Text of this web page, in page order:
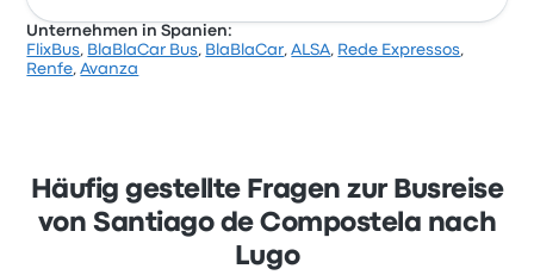
Unternehmen in Spanien:
FlixBus, BlaBlaCar Bus, BlaBlaCar,ALSA, Rede Expressos,
Renfe,Avanza
Häufig gestellte Fragen zur Busreise
von Santiago de Compostela nach
Lugo